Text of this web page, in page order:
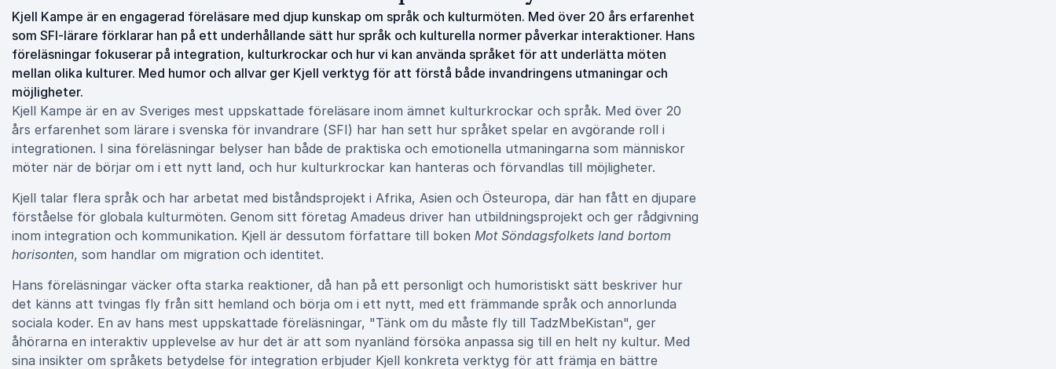
Kjell Kampe är en engagerad föreläsare med djup kunskap om språk och kulturmöten. Med över 20 års erfarenhet
som SFI-lärare förklarar han på ett underhållande sätt hur språk och kulturella normer påverkar interaktioner. Hans
föreläsningar fokuserar på integration, kulturkrockar och hur vi kan använda språket för att underlätta möten
mellan olika kulturer. Med humor och allvar ger Kjell verktyg för att förstå både invandringens utmaningar och
möjligheter.
Kjell Kampe är en av Sveriges mest uppskattade föreläsare inom ämnet kulturkrockar och språk. Med över 20
års erfarenhet som lärare i svenska för invandrare (SFI) har han sett hur språket spelar en avgörande roll i
integrationen. I sina föreläsningar belyser han både de praktiska och emotionella utmaningarna som människor
möter när de börjar om i ett nytt land, och hur kulturkrockar kan hanteras och förvandlas till möjligheter.
Kjell talar flera språk och har arbetat med biståndsprojekt i Afrika, Asien och Östeuropa, där han fått en djupare
förståelse för globala kulturmöten. Genom sitt företag Amadeus driver han utbildningsprojekt och ger rådgivning
inom integration och kommunikation. Kjell är dessutom författare till boken Mot Söndagsfolkets land bortom
horisonten, som handlar om migration och identitet.
Hans föreläsningar väcker ofta starka reaktioner, då han på ett personligt och humoristiskt sätt beskriver hur
det känns att tvingas fly från sitt hemland och börja om i ett nytt, med ett främmande språk och annorlunda
sociala koder. En av hans mest uppskattade föreläsningar, "Tänk om du måste fly till TadzMbeKistan", ger
åhörarna en interaktiv upplevelse av hur det är att som nyanländ försöka anpassa sig till en helt ny kultur. Med
sina insikter om språkets betydelse för integration erbjuder Kjell konkreta verktyg för att främja en bättre